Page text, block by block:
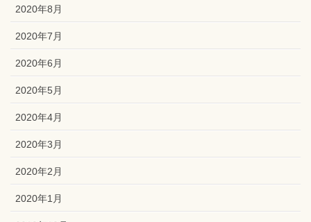
2020年8月
2020年7月
2020年6月
2020年5月
2020年4月
2020年3月
2020年2月
2020年1月